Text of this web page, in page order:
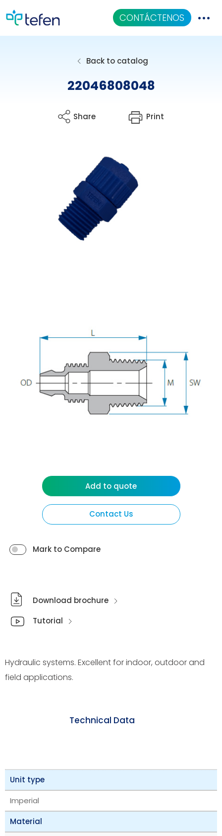
CONTÁCTENOS
Aplicaciones
Back to catalog
22046808048
Share Print
Contact Us
Mark to Compare
Add to quote
Download brochure
Tutorial
Hydraulic systems. Excellent for indoor, outdoor and
field applications.
Technical Data
Unit type
Imperial
Material